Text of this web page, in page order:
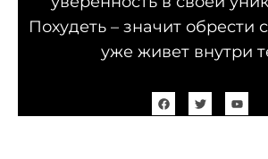
Похудеть – значит обрести
уже живет внутри